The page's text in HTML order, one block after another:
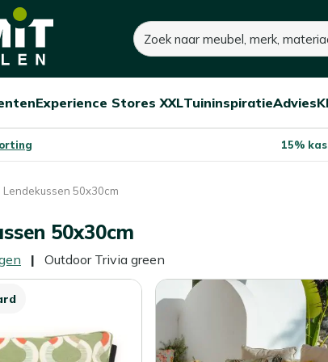
Kees
Tuinmeubelen
Zoeken
sluit
Open/sluit
Experience Stores XXL
Open/sluit
TuininspiratieAdvies
15%
Lendekussen 50x30cm
50x30cm
Outdoor Trivia green